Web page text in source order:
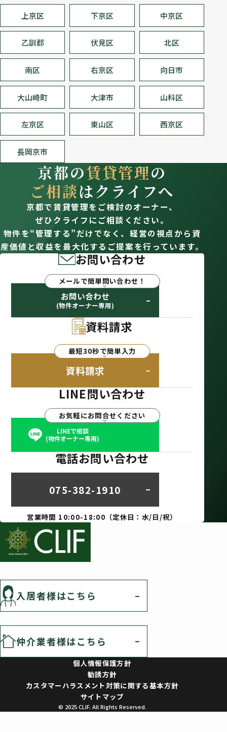
上京区 下京区 中京区
乙訓郡 伏見区 北区
南区 右京区 向日市
大山崎町 大津市 山科区
左京区 東山区 西京区
長岡京市
京都の賃貸管理の
ご相談はクライフへ
京都で賃貸管理をご検討のオーナー、
ぜひクライフにご相談ください。
物件を“管理する”だけでなく、経営の視点から資
産価値と収益を最大化するご提案を行っています。
お問い合わせ
メールで簡単問い合わせ！
お問い合わせ
(物件オーナー専用)
資料請求
最短30秒で簡単入力
資料請求
LINE問い合わせ
お気軽にお問合せください
LINEで相談
(物件オーナー専用)
電話お問い合わせ
075-382-1910
営業時間 10:00-18:00（定休日：水/日/祝）
入居者様はこちら
仲介業者様はこちら
個人情報保護方針
勧誘方針
カスタマーハラスメント対策に関する基本方針
サイトマップ
© 2025 CLIF. All Rights Reserved.